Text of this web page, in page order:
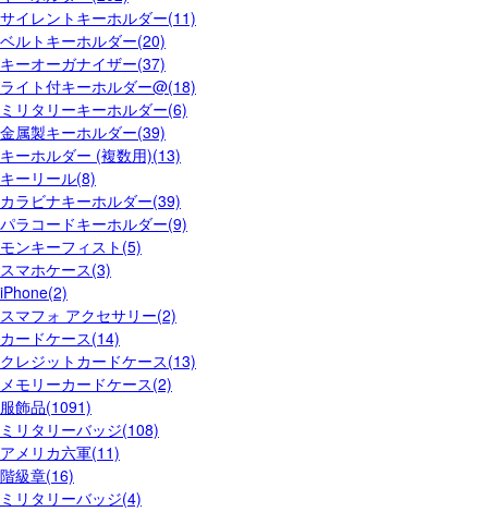
サイレントキーホルダー(11)
ベルトキーホルダー(20)
キーオーガナイザー(37)
ライト付キーホルダー@(18)
ミリタリーキーホルダー(6)
金属製キーホルダー(39)
キーホルダー (複数用)(13)
キーリール(8)
カラビナキーホルダー(39)
パラコードキーホルダー(9)
モンキーフィスト(5)
スマホケース(3)
iPhone(2)
スマフォ アクセサリー(2)
カードケース(14)
クレジットカードケース(13)
メモリーカードケース(2)
服飾品(1091)
ミリタリーバッジ(108)
アメリカ六軍(11)
階級章(16)
ミリタリーバッジ(4)